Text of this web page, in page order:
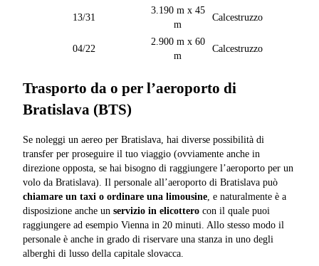
13/31
3.190 m x 45
m
Calcestruzzo
04/22
2.900 m x 60
m
Calcestruzzo
Trasporto da o per l’aeroporto di
Bratislava (BTS)
Se noleggi un aereo per Bratislava, hai diverse possibilità di
transfer per proseguire il tuo viaggio (ovviamente anche in
direzione opposta, se hai bisogno di raggiungere l’aeroporto per un
volo da Bratislava). Il personale all’aeroporto di Bratislava può
chiamare un taxi o ordinare una limousine , e naturalmente è a
disposizione anche un servizio in elicottero con il quale puoi
raggiungere ad esempio Vienna in 20 minuti. Allo stesso modo il
personale è anche in grado di riservare una stanza in uno degli
alberghi di lusso della capitale slovacca.